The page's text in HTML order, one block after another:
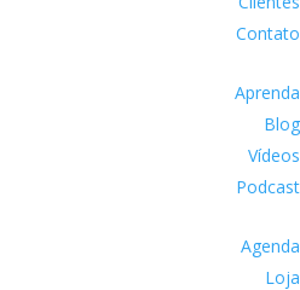
Contato
Aprenda
Blog
Vídeos
Podcast
Agenda
Loja